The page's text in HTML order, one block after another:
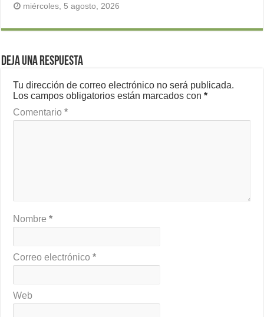
miércoles, 5 agosto, 2026
Deja una respuesta
Tu dirección de correo electrónico no será publicada.
Los campos obligatorios están marcados con*
Comentario*
Nombre*
Correo electrónico*
Web